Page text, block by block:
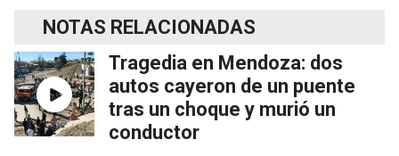
NOTAS RELACIONADAS
Tragedia en Mendoza: dos
autos cayeron de un puente
tras un choque y murió un
conductor